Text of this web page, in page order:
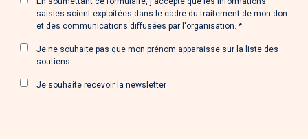
saisies soient exploitées dans le cadre du traitement de mon don
et des communications diffusées par l'organisation.
Je ne souhaite pas que mon prénom apparaisse sur la liste des
soutiens.
Je souhaite recevoir la newsletter